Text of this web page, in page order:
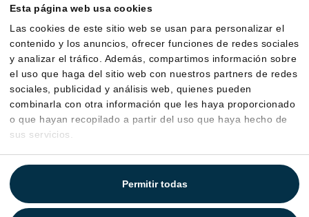
Esta página web usa cookies
Las cookies de este sitio web se usan para personalizar el
contenido y los anuncios, ofrecer funciones de redes sociales
y analizar el tráfico. Además, compartimos información sobre
el uso que haga del sitio web con nuestros partners de redes
sociales, publicidad y análisis web, quienes pueden
combinarla con otra información que les haya proporcionado
o que hayan recopilado a partir del uso que haya hecho de
sus servicios.
Permitir todas
Guía de transparencia del sistema de IA para candidatos
Guía de transparencia sobre el uso de IA en RRHH para
clientes
Acuerdo de encargo de tratamiento